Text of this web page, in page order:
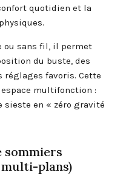
quotidien et la
ou sans fil, il permet
du buste, des
réglages favoris. Cette
multifonction :
sieste en « zéro gravité
sommiers
plans)